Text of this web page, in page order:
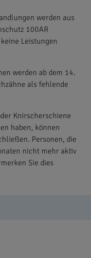
werden aus
100AR
Leistungen
werden ab dem 14.
als fehlende
Knirscherschiene
haben, können
Personen, die
nicht mehr aktiv
Sie dies